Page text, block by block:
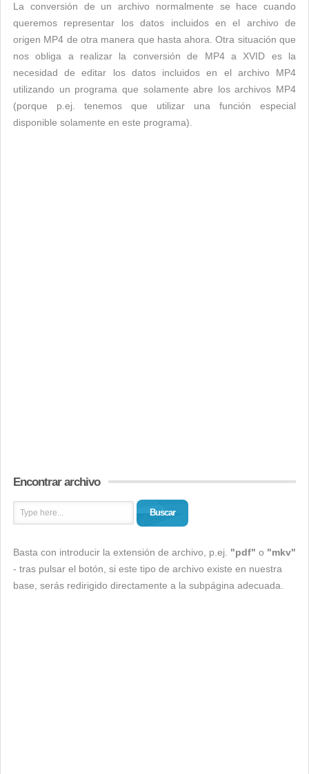
La conversión de un archivo normalmente se hace cuando
queremos representar los datos incluidos en el archivo de
origen MP4 de otra manera que hasta ahora. Otra situación que
nos obliga a realizar la conversión de MP4 a XVID es la
necesidad de editar los datos incluidos en el archivo MP4
utilizando un programa que solamente abre los archivos MP4
(porque p.ej. tenemos que utilizar una función especial
disponible solamente en este programa).
Encontrar archivo
Buscar
Basta con introducir la extensión de archivo, p.ej. "pdf" o "mkv"
- tras pulsar el botón, si este tipo de archivo existe en nuestra
base, serás redirigido directamente a la subpágina adecuada.